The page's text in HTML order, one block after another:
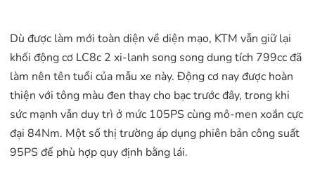
Dù được làm mới toàn diện về diện mạo, KTM vẫn giữ lại
khối động cơ LC8c 2 xi-lanh song song dung tích 799cc đã
làm nên tên tuổi của mẫu xe này. Động cơ nay được hoàn
thiện với tông màu đen thay cho bạc trước đây, trong khi
sức mạnh vẫn duy trì ở mức 105PS cùng mô-men xoắn cực
đại 84Nm. Một số thị trường áp dụng phiên bản công suất
95PS để phù hợp quy định bằng lái.